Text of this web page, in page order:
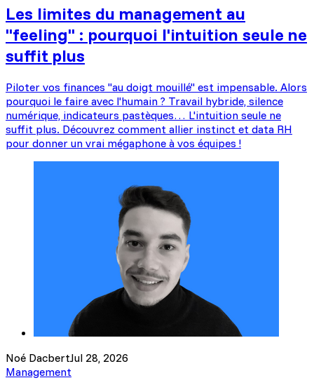
Les limites du management au
"feeling" : pourquoi l'intuition seule ne
suffit plus
Piloter vos finances "au doigt mouillé" est impensable. Alors
pourquoi le faire avec l'humain ? Travail hybride, silence
numérique, indicateurs pastèques… L'intuition seule ne
suffit plus. Découvrez comment allier instinct et data RH
pour donner un vrai mégaphone à vos équipes !
Noé DacbertJul 28, 2026
Management